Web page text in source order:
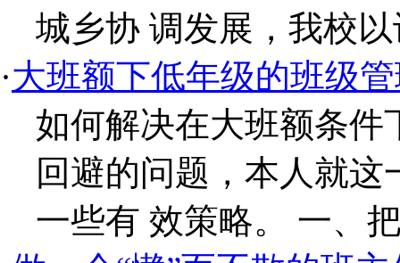
城乡协 调发展，我校
·大班额下低年级的班级
如何解决在大班额条件
回避的问题，本人就
一些有 效策略。 一、